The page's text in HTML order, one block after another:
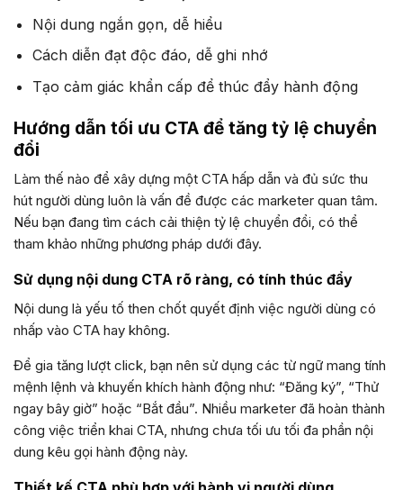
Nội dung ngắn gọn, dễ hiểu
Cách diễn đạt độc đáo, dễ ghi nhớ
Tạo cảm giác khẩn cấp để thúc đẩy hành động
Hướng dẫn tối ưu CTA để tăng tỷ lệ chuyển
đổi
Làm thế nào để xây dựng một CTA hấp dẫn và đủ sức thu
hút người dùng luôn là vấn đề được các marketer quan tâm.
Nếu bạn đang tìm cách cải thiện tỷ lệ chuyển đổi, có thể
tham khảo những phương pháp dưới đây.
Sử dụng nội dung CTA rõ ràng, có tính thúc đẩy
Nội dung là yếu tố then chốt quyết định việc người dùng có
nhấp vào CTA hay không.
Để gia tăng lượt click, bạn nên sử dụng các từ ngữ mang tính
mệnh lệnh và khuyến khích hành động như: “Đăng ký”, “Thử
ngay bây giờ” hoặc “Bắt đầu”. Nhiều marketer đã hoàn thành
công việc triển khai CTA, nhưng chưa tối ưu tối đa phần nội
dung kêu gọi hành động này.